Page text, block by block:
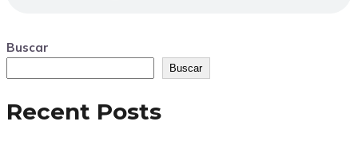
Buscar
Buscar
Recent Posts